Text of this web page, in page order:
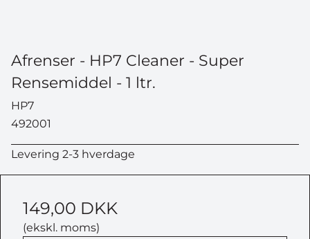
Afrenser - HP7 Cleaner - Super
Rensemiddel - 1 ltr.
HP7
492001
Levering 2-3 hverdage
149,00 DKK
(ekskl. moms)